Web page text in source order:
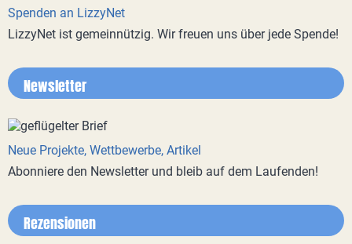
Spenden an LizzyNet
LizzyNet ist gemeinnützig. Wir freuen uns über jede Spende!
Newsletter
Neue Projekte, Wettbewerbe, Artikel
Abonniere den Newsletter und bleib auf dem Laufenden!
Rezensionen